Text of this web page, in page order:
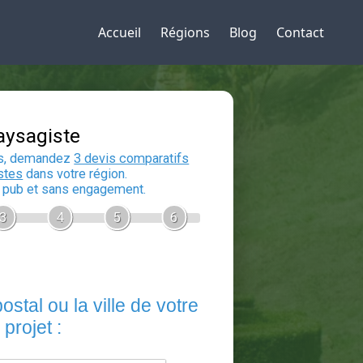
Accueil Régions Blog Contact
Devis Paysagiste
En 5 minutes, demandez
auxpaysagistesdans votre région.
Gratuit, sans pub et sans engagement.